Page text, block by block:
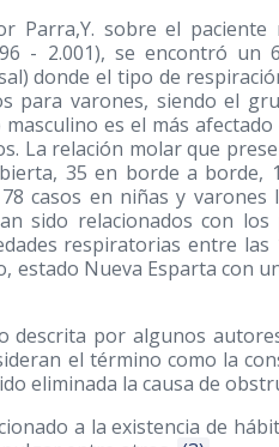
Parra,Y. sobre el
- 2.001), se encontró un
donde el tipo de
para varones, siendo el
es el más
La relación molar que
35 en borde a
casos en niñas y
sido relacionados con
respiratorias entre
estado Nueva Esparta con
descrita por algunos
el término como la
eliminada la causa de
a la existencia de